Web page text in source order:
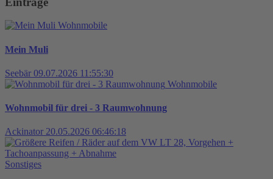
Wohnmobile
Mein Muli
Seebär 09.07.2026 11:55:30
Wohnmobile
Wohnmobil für drei - 3 Raumwohnung
Ackinator 20.05.2026 06:46:18
Sonstiges